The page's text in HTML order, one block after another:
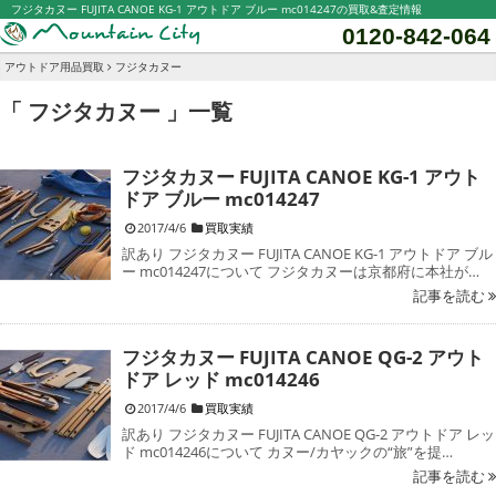
フジタカヌー FUJITA CANOE KG-1 アウトドア ブルー mc014247の買取&査定情報
0120-842-064
アウトドア用品買取 フジタカヌー
「 フジタカヌー 」一覧
フジタカヌー FUJITA CANOE KG-1 アウト
ドア ブルー mc014247
2017/4/6 買取実績
訳あり フジタカヌー FUJITA CANOE KG-1 アウトドア ブル
ー mc014247について フジタカヌーは京都府に本社が…
記事を読む
フジタカヌー FUJITA CANOE QG-2 アウト
ドア レッド mc014246
2017/4/6 買取実績
訳あり フジタカヌー FUJITA CANOE QG-2 アウトドア レッ
ド mc014246について カヌー/カヤックの“旅”を提…
記事を読む